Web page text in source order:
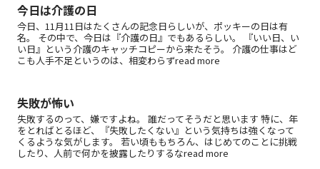
今日は介護の日
今日、11月11日はたくさんの記念日らしいが、ポッキーの日は有
名。 その中で、今日は『介護の日』でもあるらしい。 『いい日、い
い日』という介護のキャッチコピーから来たそう。 介護の仕事はど
こも人手不足というのは、相変わらずread more
失敗が怖い
失敗するのって、嫌ですよね。 誰だってそうだと思います 特に、年
をとればとるほど、『失敗したくない』という気持ちは強くなって
くるような気がします。 若い頃ももちろん、はじめてのことに挑戦
したり、人前で何かを披露したりするなread more